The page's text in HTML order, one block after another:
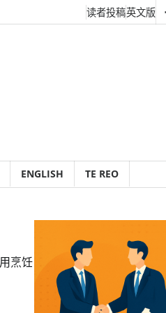
读者投稿英文版
ENGLISH TE REO
烹饪